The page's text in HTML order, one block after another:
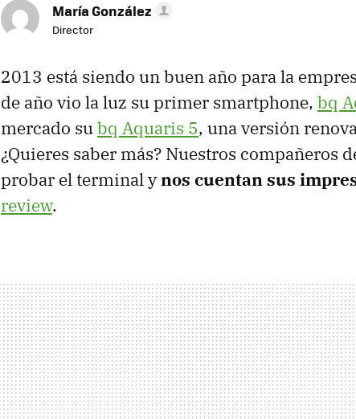
María González
Director
2013 está siendo un buen año para la
de año vio la luz su primer smartphone, bq
mercado subq Aquaris 5, una versión
¿Quieres saber más? Nuestros compañeros
probar el terminal ynos cuentan sus
review.